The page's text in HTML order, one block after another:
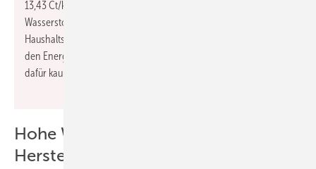
13,43 Ct/kWh. Damit ist noch nicht der Preis erreicht, der sich für
Wasserstoff bei 3 Euro/kg
Haushaltskunden ergeben würde. Die aktuellen Diskussionen zu
den Energiepreisen zeigen jedoch, dass bei Endverbrauchern
dafür kaum eine Akzeptanz zu erzielen wäre.
Hohe Wasserstoff
Herstellungskosten in Deutschland